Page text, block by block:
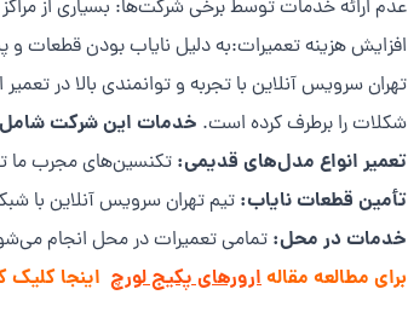
عدم ارائه خدمات توسط برخی شرکت‌ها: بسیاری از
افزایش هزینه تعمیرات:به دلیل نایاب بودن قطعات
تهران سرویس آنلاین با تجربه و توانمندی بالا در
شکلات را برطرف کرده است. خدمات این شرکت
تعمیر انواع مدل‌های قدیمی: تکنسین‌های مجرب ما
تأمین قطعات نایاب: تیم تهران سرویس آنلاین با
خدمات در محل: تمامی تعمیرات در محل انجام
برای مطالعه مقالهارورهای پکیج لورچ اینجا کلیک